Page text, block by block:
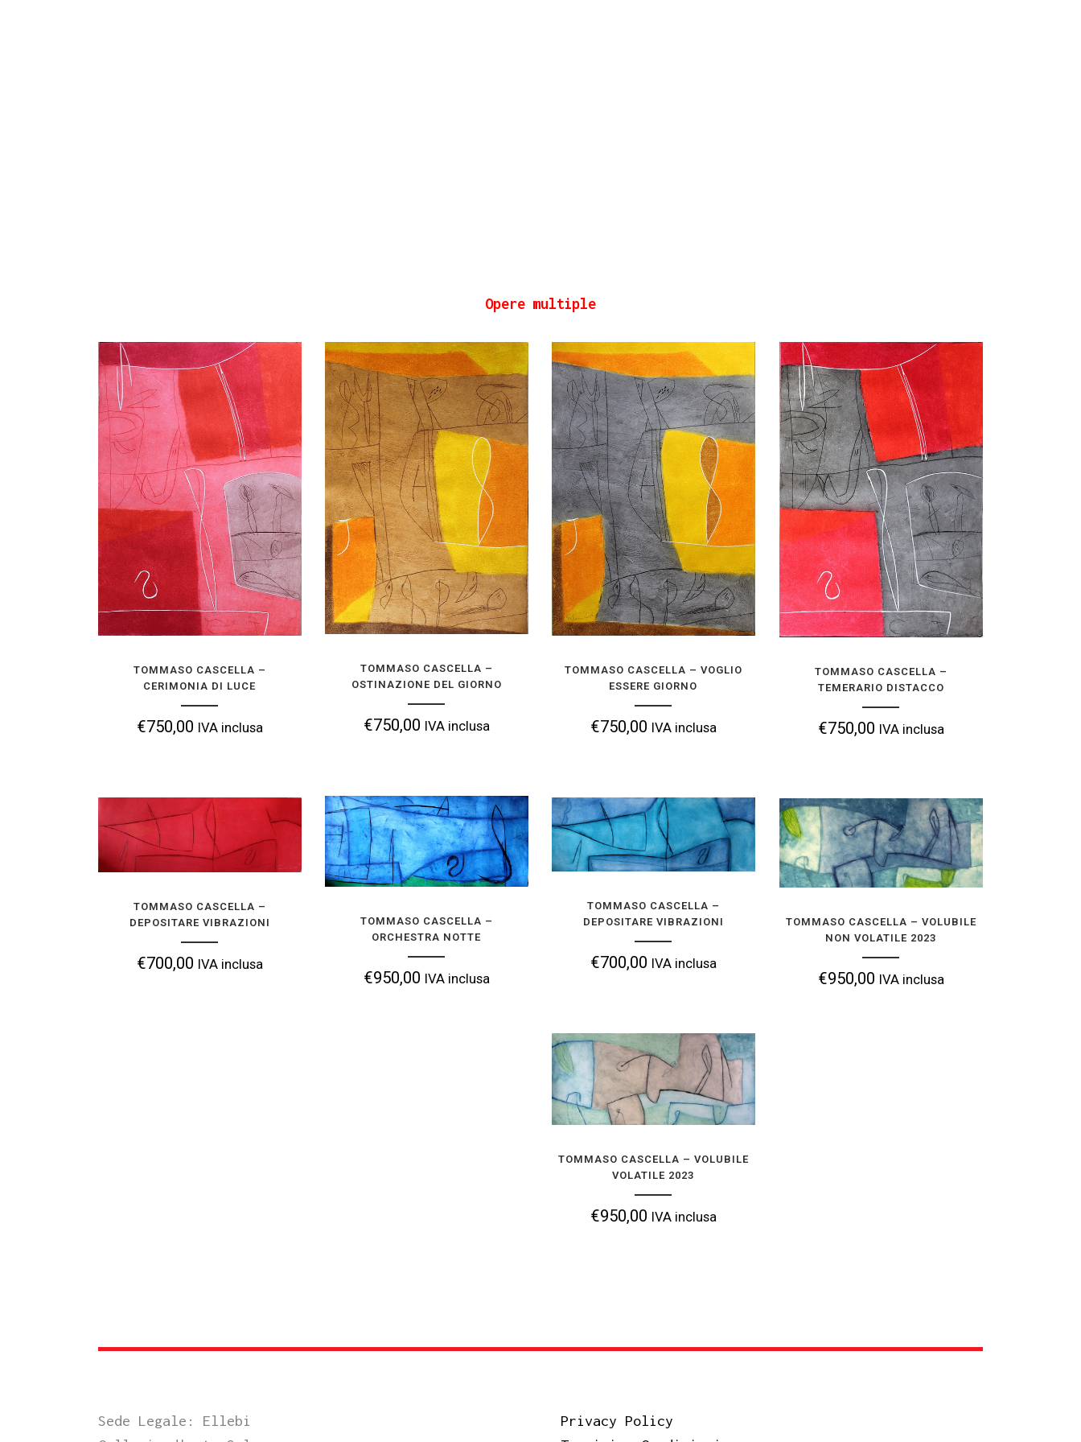
Opere multiple
TOMMASO CASCELLA –
CERIMONIA DI LUCE
€750,00 IVA inclusa
TOMMASO CASCELLA – CERIMONIA DI
LUCE
€750,00 IVA inclusa
AGGIUNGI ALLA TUA COLLEZIONE
TOMMASO CASCELLA –
OSTINAZIONE DEL GIORNO
€750,00 IVA inclusa
TOMMASO CASCELLA – OSTINAZIONE
DEL GIORNO
€750,00 IVA inclusa
AGGIUNGI ALLA TUA COLLEZIONE
TOMMASO CASCELLA – VOGLIO
ESSERE GIORNO
€750,00 IVA inclusa
TOMMASO CASCELLA – VOGLIO ESSERE
GIORNO
€750,00 IVA inclusa
AGGIUNGI ALLA TUA COLLEZIONE
TOMMASO CASCELLA –
TEMERARIO DISTACCO
€750,00 IVA inclusa
TOMMASO CASCELLA – TEMERARIO
DISTACCO
€750,00 IVA inclusa
AGGIUNGI ALLA TUA COLLEZIONE
TOMMASO CASCELLA –
ORCHESTRA NOTTE
€950,00 IVA inclusa
TOMMASO CASCELLA – ORCHESTRA
NOTTE
AGGIUNGI ALLA TUA COLLEZIONE
TOMMASO CASCELLA –
DEPOSITARE VIBRAZIONI
€700,00 IVA inclusa
TOMMASO CASCELLA – DEPOSITARE
VIBRAZIONI
TOMMASO CASCELLA –
DEPOSITARE VIBRAZIONI
€700,00 IVA inclusa
TOMMASO CASCELLA – DEPOSITARE
VIBRAZIONI
TOMMASO CASCELLA – VOLUBILE
NON VOLATILE 2023
€950,00 IVA inclusa
TOMMASO CASCELLA – VOLUBILE NON
VOLATILE 2023
AGGIUNGI ALLA TUA COLLEZIONE
TOMMASO CASCELLA – VOLUBILE
VOLATILE 2023
€950,00 IVA inclusa
TOMMASO CASCELLA – VOLUBILE
VOLATILE 2023
AGGIUNGI ALLA TUA COLLEZIONE
Sede Legale: Ellebi
Privacy Policy